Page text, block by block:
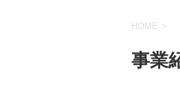
HOME >
事業